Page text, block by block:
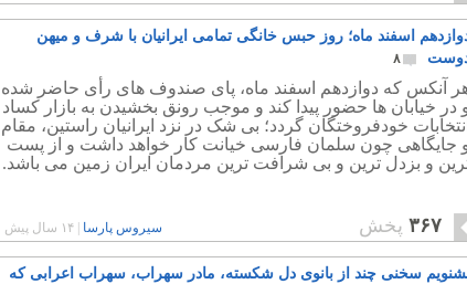
اسفند ماه؛ روز حبس خانگی تمامی ایرانیان با شرف و میهن
۸
آنکس که دوازدهم اسفند ماه، پای صندوف های رأی حاضر شده
در خیابان ها حضور پیدا کند و موجب رونق بخشیدن به بازار کساد
انتخابات خودفروختگان گردد؛ بی شک در نزد ایرانیان راستین، مقام
جایگاهی چون سلمان فارسی خیانت کار خواهد داشت و از پست
و بزدل ترین و بی شرافت ترین مردمان ایران زمین می باشد.
۳۶۷ پخش سیروس پارسا ۱۴ سال پیش
سخنی چند از بانوی دل شکسته، مادر سهراب، سهراب اعرابی که